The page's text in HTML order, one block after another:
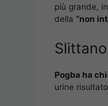
più grande,
della “non
Pogba ha
urine